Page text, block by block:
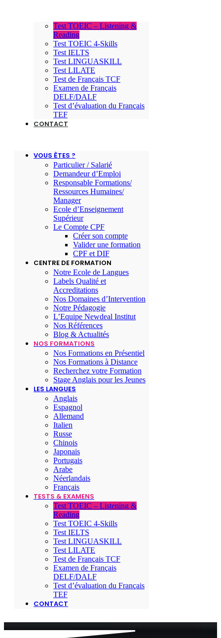
Test TOEIC – Listening &
Reading
Test TOEIC 4-Skills
Test IELTS
Test LINGUASKILL
Test LILATE
Test de Français TCF
Examen de Français
DELF/DALF
Test d’évaluation du Français
TEF
CONTACT
VOUS ÊTES ?
Particulier / Salarié
Demandeur d’Emploi
Responsable Formations/
Ressources Humaines/
Manager
Ecole d’Enseignement
Supérieur
Le Compte CPF
Créer son compte
Valider une formation
CPF et DIF
CENTRE DE FORMATION
Notre Ecole de Langues
Labels Qualité et
Accreditations
Nos Domaines d’Intervention
Notre Pédagogie
L’Equipe Newdeal Institut
Nos Références
Blog & Actualités
NOS FORMATIONS
Nos Formations en Présentiel
Nos Formations à Distance
Recherchez votre Formation
Stage Anglais pour les Jeunes
LES LANGUES
Anglais
Espagnol
Allemand
Italien
Russe
Chinois
Japonais
Portugais
Arabe
Néerlandais
Français
TESTS & EXAMENS
Test TOEIC – Listening &
Reading
Test TOEIC 4-Skills
Test IELTS
Test LINGUASKILL
Test LILATE
Test de Français TCF
Examen de Français
DELF/DALF
Test d’évaluation du Français
TEF
CONTACT